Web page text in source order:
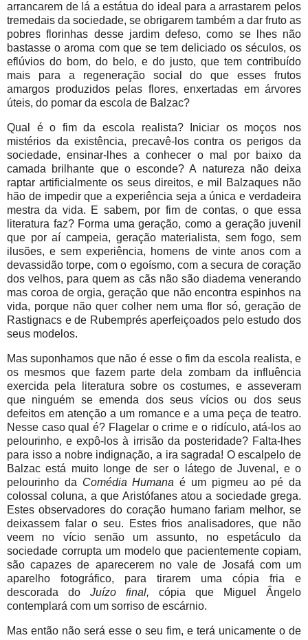
arrancarem de lá a estátua do ideal para a arrastarem pelos
tremedais da sociedade, se obrigarem também a dar fruto as
pobres florinhas desse jardim defeso, como se lhes não
bastasse o aroma com que se tem deliciado os séculos, os
eflúvios do bom, do belo, e do justo, que tem contribuído
mais para a regeneração social do que esses frutos
amargos produzidos pelas flores, enxertadas em árvores
úteis, do pomar da escola de Balzac?
Qual é o fim da escola realista? Iniciar os moços nos
mistérios da existência, precavê-los contra os perigos da
sociedade, ensinar-lhes a conhecer o mal por baixo da
camada brilhante que o esconde? A natureza não deixa
raptar artificialmente os seus direitos, e mil Balzaques não
hão de impedir que a experiência seja a única e verdadeira
mestra da vida. E sabem, por fim de contas, o que essa
literatura faz? Forma uma geração, como a geração juvenil
que por aí campeia, geração materialista, sem fogo, sem
ilusões, e sem experiência, homens de vinte anos com a
devassidão torpe, com o egoísmo, com a secura de coração
dos velhos, para quem as cãs não são diadema venerando
mas coroa de orgia, geração que não encontra espinhos na
vida, porque não quer colher nem uma flor só, geração de
Rastignacs e de Rubemprés aperfeiçoados pelo estudo dos
seus modelos.
Mas suponhamos que não é esse o fim da escola realista, e
os mesmos que fazem parte dela zombam da influência
exercida pela literatura sobre os costumes, e asseveram
que ninguém se emenda dos seus vícios ou dos seus
defeitos em atenção a um romance e a uma peça de teatro.
Nesse caso qual é? Flagelar o crime e o ridículo, atá-los ao
pelourinho, e expô-los à irrisão da posteridade? Falta-lhes
para isso a nobre indignação, a ira sagrada! O escalpelo de
Balzac está muito longe de ser o látego de Juvenal, e o
pelourinho da Comédia Humana é um pigmeu ao pé da
colossal coluna, a que Aristófanes atou a sociedade grega.
Estes observadores do coração humano fariam melhor, se
deixassem falar o seu. Estes frios analisadores, que não
veem no vício senão um assunto, no espetáculo da
sociedade corrupta um modelo que pacientemente copiam,
são capazes de aparecerem no vale de Josafá com um
aparelho fotográfico, para tirarem uma cópia fria e
descorada do Juízo final, cópia que Miguel Ângelo
contemplará com um sorriso de escárnio.
Mas então não será esse o seu fim, e terá unicamente o de